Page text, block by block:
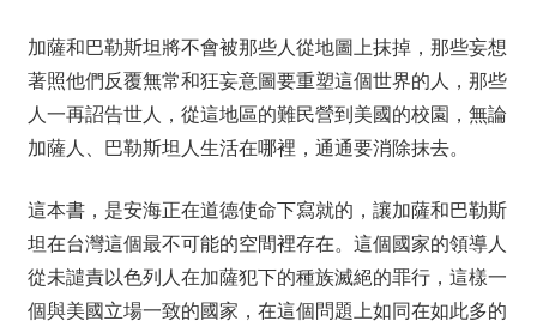
加薩和巴勒斯坦將不會被那些人從地圖上抹掉，那些妄想
著照他們反覆無常和狂妄意圖要重塑這個世界的人，那些
人一再詔告世人，從這地區的難民營到美國的校園，無論
加薩人、巴勒斯坦人生活在哪裡，通通要消除抹去。
這本書，是安海正在道德使命下寫就的，讓加薩和巴勒斯
坦在台灣這個最不可能的空間裡存在。這個國家的領導人
從未譴責以色列人在加薩犯下的種族滅絕的罪行，這樣一
個與美國立場一致的國家，在這個問題上如同在如此多的